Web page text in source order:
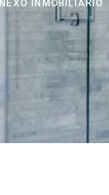
NEXO INMOBILIARIO